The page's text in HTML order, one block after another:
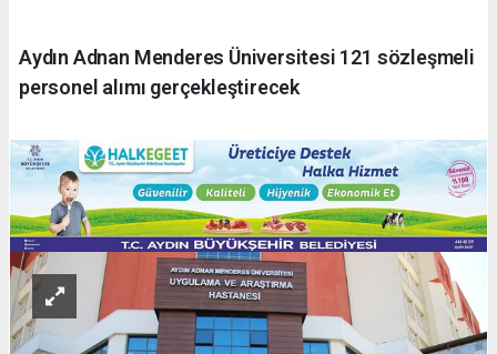
Aydın Adnan Menderes Üniversitesi 121 sözleşmeli
personel alımı gerçekleştirecek